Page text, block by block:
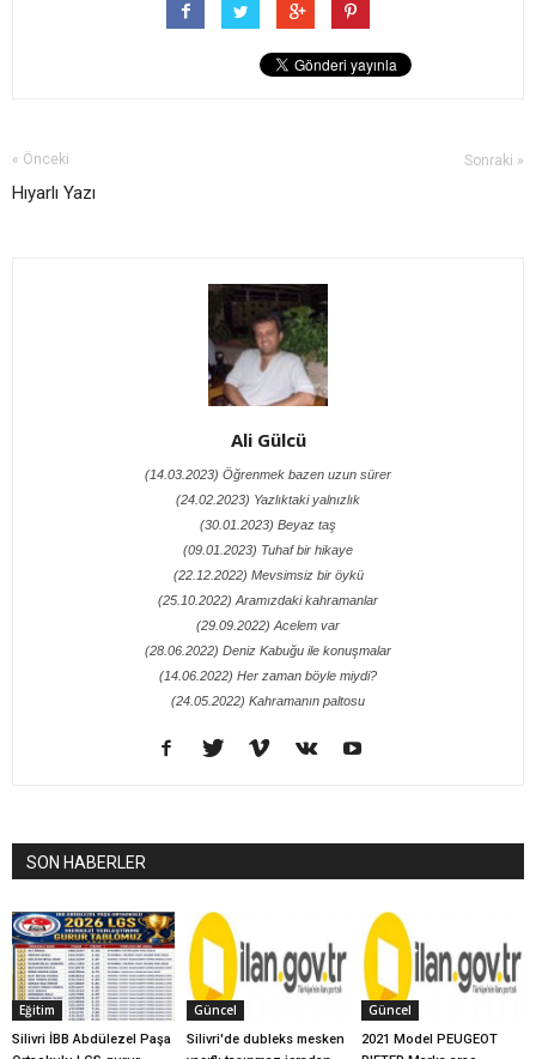
« Önceki
Hıyarlı Yazı
Sonraki »
Ali Gülcü
(14.03.2023) Öğrenmek bazen uzun sürer
(24.02.2023) Yazlıktaki yalnızlık
(30.01.2023) Beyaz taş
(09.01.2023) Tuhaf bir hikaye
(22.12.2022) Mevsimsiz bir öykü
(25.10.2022) Aramızdaki kahramanlar
(29.09.2022) Acelem var
(28.06.2022) Deniz Kabuğu ile konuşmalar
(14.06.2022) Her zaman böyle miydi?
(24.05.2022) Kahramanın paltosu
SON HABERLER
Eğitim
Silivri İBB Abdülezel Paşa
Güncel
Silivri'de dubleks mesken
Güncel
2021 Model PEUGEOT